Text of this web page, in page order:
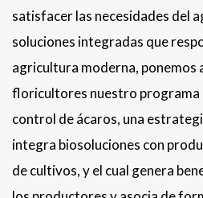
satisfacer las necesidades del
soluciones integradas que
agricultura moderna, ponemos
floricultores nuestro
control de ácaros, una
integra biosoluciones con
de cultivos, y el cual genera